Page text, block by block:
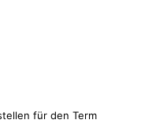
für den Term